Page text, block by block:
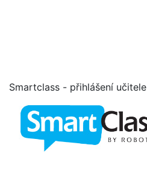
Smartclass - přihlášení učitele